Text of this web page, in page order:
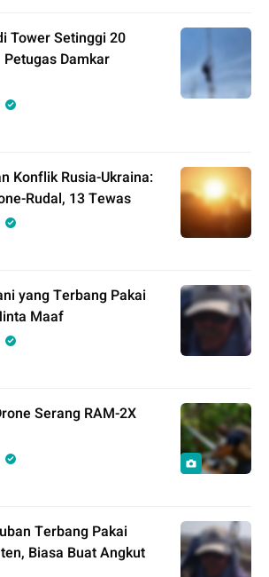
Tower Setinggi 20
Damkar
Konflik Rusia-Ukraina:
Rudal, 13 Tewas
yang Terbang Pakai
Maaf
Serang RAM-2X
Terbang Pakai
Biasa Buat Angkut